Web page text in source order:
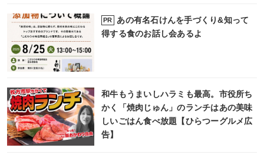
PR
あの有名石けんを手づくり&知って
得する食のお話し会あるよ
和牛もうまいしハラミも最高。市役所ち
かく「焼肉じゅん」のランチはあの美味
しいごはん食べ放題【ひらつーグルメ広
告】